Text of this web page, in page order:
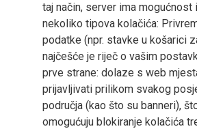
taj način, server ima
nekoliko tipova kolačića:
podatke (npr. stavke u košarici
najčešće je riječ o vašim
prve strane: dolaze s web
prijavljivati prilikom svakog
područja (kao što su banneri),
omogućuju blokiranje kolačića